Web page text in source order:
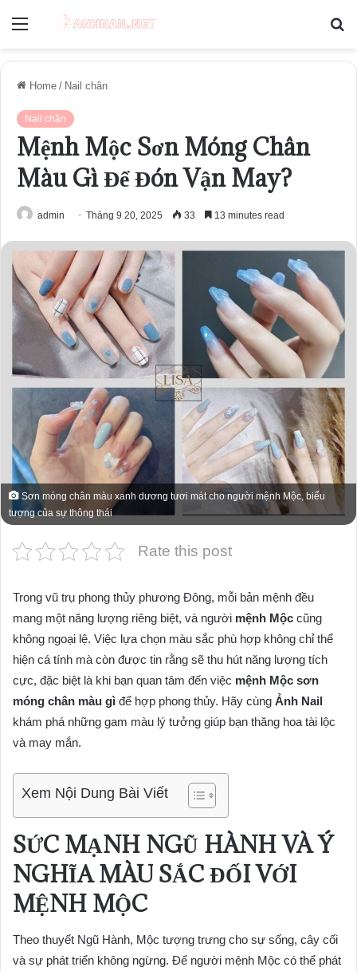
Menu
Home / Nail chân
Nail chân
Mệnh Mộc Sơn Móng Chân
Màu Gì Để Đón Vận May?
admin Tháng 9 20, 2025 33 13 minutes read
Sơn móng chân màu xanh dương tươi mát cho người mệnh Mộc, biểu
tượng của sự thông thái
Rate this post
Trong vũ trụ phong thủy phương Đông, mỗi bản mệnh đều
mang một năng lượng riêng biệt, và người mệnh Mộc cũng
không ngoại lệ. Việc lựa chọn màu sắc phù hợp không chỉ thể
hiện cá tính mà còn được tin rằng sẽ thu hút năng lượng tích
cực, đặc biệt là khi bạn quan tâm đến việc mệnh Mộc sơn
móng chân màu gì để hợp phong thủy. Hãy cùng Ảnh Nail
khám phá những gam màu lý tưởng giúp bạn thăng hoa tài lộc
và may mắn.
Xem Nội Dung Bài Viết
SỨC MẠNH NGŨ HÀNH VÀ Ý
NGHĨA MÀU SẮC ĐỐI VỚI
MỆNH MỘC
Theo thuyết Ngũ Hành, Mộc tượng trưng cho sự sống, cây cối
và sự phát triển không ngừng. Để người mệnh Mộc có thể phát